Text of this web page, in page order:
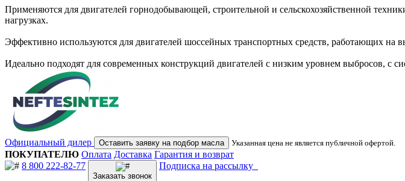
Применяются для двигателей горнодобывающей, строительной и сельскохозяйственной
нагрузках.
Эффективно используются для двигателей шоссейных транспортных средств, работающих на
Идеально подходят для современных конструкций двигателей с низким уровнем выбросов, с
Официальный дилер Оставить заявку на подбор масла Указанная цена не является публичной офертой.
ПОКУПАТЕЛЮ Оплата Доставка Гарантия и возврат
8 800 222-82-77
Заказать звонок
Подписка на рассылку